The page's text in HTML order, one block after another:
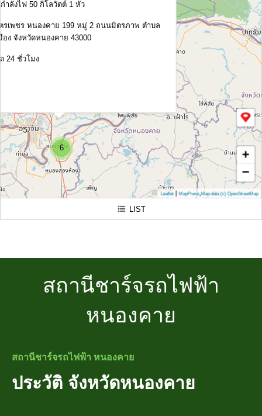
สถานีชาร์จรถไฟฟ้า
หนองคาย
สถานีชาร์จรถไฟฟ้า หนองคาย
ประวัติ จังหวัดหนองคาย